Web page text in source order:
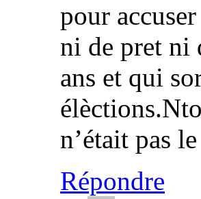
pour
ni de pret ni
ans et qui
n’était pas
Répondre